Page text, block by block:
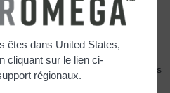
Les capteurs de
Les capteurs courants
dispositifs à jonction semi-
êtes dans United States,
cliquant sur le lien ci-
régionaux.